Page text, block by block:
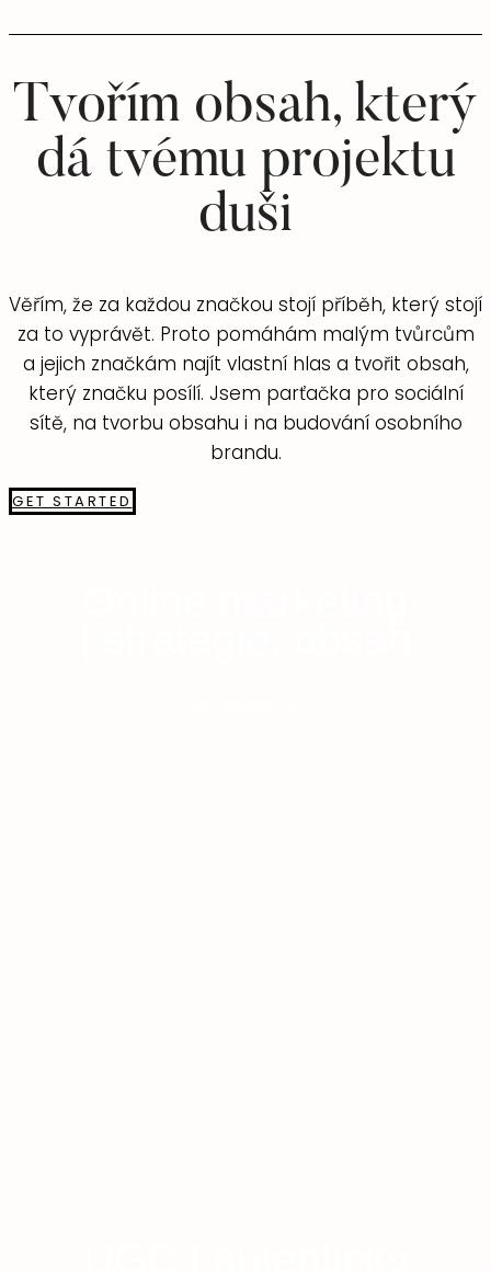
Tvořím obsah, který
dá tvému projektu
duši
Věřím, že za každou značkou stojí příběh, který stojí
za to vyprávět. Proto pomáhám malým tvůrcům
a jejich značkám najít vlastní hlas a tvořit obsah,
který značku posílí. Jsem parťačka pro sociální
sítě, na tvorbu obsahu i na budování osobního
brandu.
GET STARTED